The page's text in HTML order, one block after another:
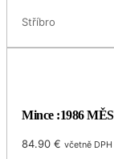
Stříbro
Mince :1986
84.90€ včetně DPH